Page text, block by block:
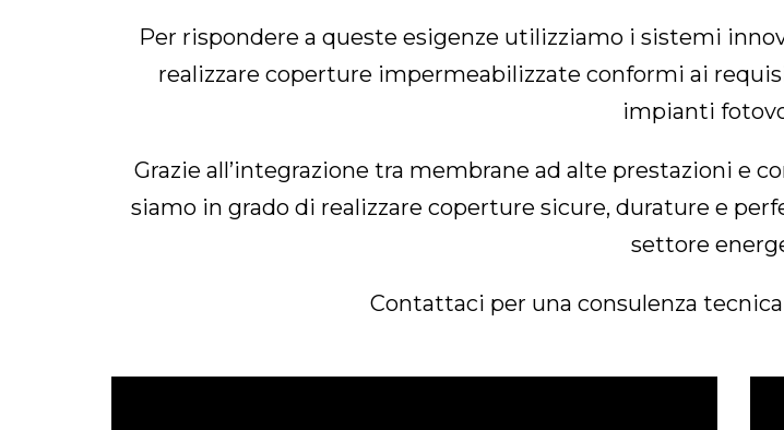
Per rispondere a queste esigenze utilizziamo i sistemi
realizzare coperture impermeabilizzate conformi ai
impianti
Grazie all’integrazione tra membrane ad alte prestazioni e
siamo in grado di realizzare coperture sicure, durature e
settore
Contattaci per una consulenza